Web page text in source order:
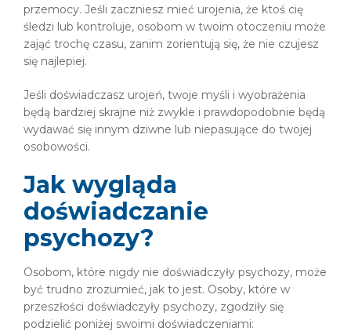
przemocy. Jeśli zaczniesz mieć urojenia, że ktoś cię
śledzi lub kontroluje, osobom w twoim otoczeniu może
zająć trochę czasu, zanim zorientują się, że nie czujesz
się najlepiej.
Jeśli doświadczasz urojeń, twoje myśli i wyobrażenia
będą bardziej skrajne niż zwykle i prawdopodobnie będą
wydawać się innym dziwne lub niepasujące do twojej
osobowości.
Jak wygląda
doświadczanie
psychozy?
Osobom, które nigdy nie doświadczyły psychozy, może
być trudno zrozumieć, jak to jest. Osoby, które w
przeszłości doświadczyły psychozy, zgodziły się
podzielić poniżej swoimi doświadczeniami: